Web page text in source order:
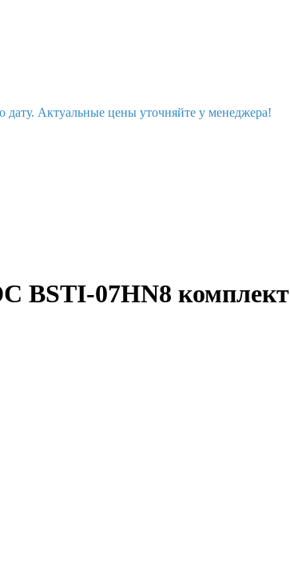
дату. Актуальные цены уточняйте у менеджера!
BSTI-07HN8 комплект